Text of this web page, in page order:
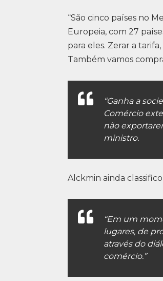
“São cinco países no
Europeia, com 27
para eles. Zerar a
Também vamos
“Ganha a
Comércio
não
ministro.
Alckmin ainda
“Em um
lugares, de
através do
comércio.”